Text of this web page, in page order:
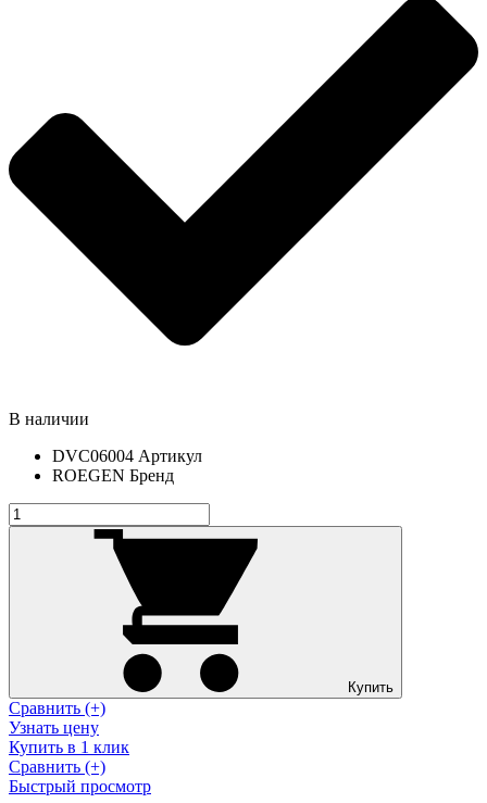
В наличии
DVC06004 Артикул
ROEGEN Бренд
Купить
Сравнить (+)
Узнать цену
Купить в 1 клик
Сравнить (+)
Быстрый просмотр